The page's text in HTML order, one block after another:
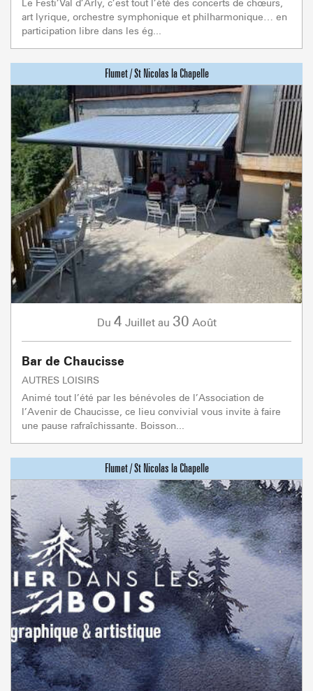
art lyrique, orchestre symphonique et philharmonique… en
participation libre dans les ég...
Du 4 Juillet au 30 Août
Bar de Chaucisse
AUTRES LOISIRS
Animé tout l’été par les bénévoles de l’Association de
l’Avenir de Chaucisse, ce lieu convivial vous invite à faire
une pause rafraîchissante. Boisson...